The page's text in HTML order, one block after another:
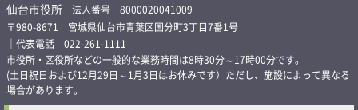
仙台市役所 法人番号 8000020041009
〒980-8671 宮城県仙台市青葉区国分町3丁目7番1号
｜代表電話 022-261-1111
市役所・区役所などの一般的な業務時間は8時30分～17時00分です。
(土日祝日および12月29日～1月3日はお休みです）ただし、施設によって異なる
場合があります。